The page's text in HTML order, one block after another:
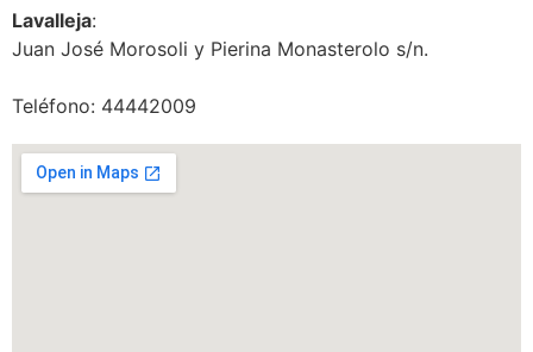
Lavalleja:
Juan José Morosoli y Pierina Monasterolo s/n.
Teléfono: 44442009